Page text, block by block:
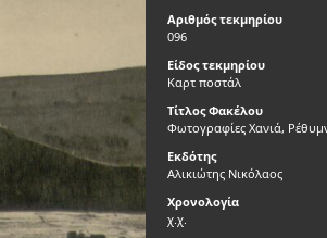
Αριθμός τεκμηρίου
096
Είδος τεκμηρίου
Καρτ ποστάλ
Τίτλος Φακέλου
Φωτογραφίες Χανιά,
Εκδότης
Αλικιώτης Νικόλαος
Χρονολογία
χ.χ.